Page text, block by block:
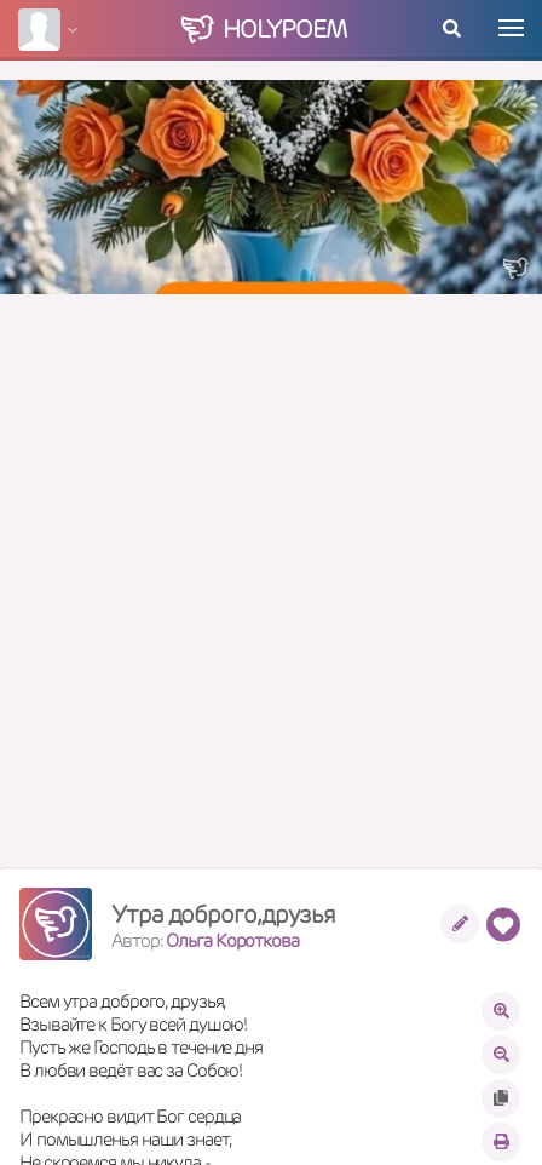
HOLYPOEM
Утра доброго,друзья
Автор:Ольга Короткова
Всем утра доброго, друзья,
Взывайте к Богу всей душою!
Пусть же Господь в течение дня
В любви ведёт вас за Собою!
Прекрасно видит Бог сердца
И помышленья наши знает,